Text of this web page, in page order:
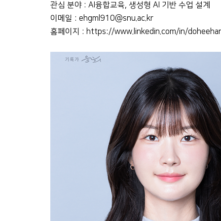
관심 분야 : AI융합교육, 생성형 AI 기반 수업 설계
이메일 : ehgml910@snu.ac.kr
홈페이지 : https://www.linkedin.com/in/